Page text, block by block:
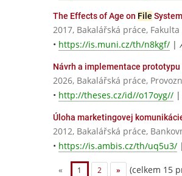
The Effects of Age on File
2017, Bakalářská práce,
• https://is.muni.cz/th/n8kgf/ |
Návrh a implementace
2026, Bakalářská práce,
• http://theses.cz/id//o17oyg// |
Úloha marketingovej
2012, Bakalářská práce,
• https://is.ambis.cz/th/uq5u3/ |
« 1 2 » (celkem 15